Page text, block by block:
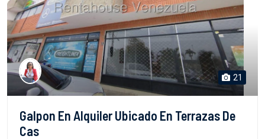
21
Galpon En Alquiler Ubicado En Terrazas De
Cas